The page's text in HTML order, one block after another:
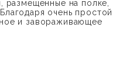
размещенные на полке,
очень простой
и завораживающее